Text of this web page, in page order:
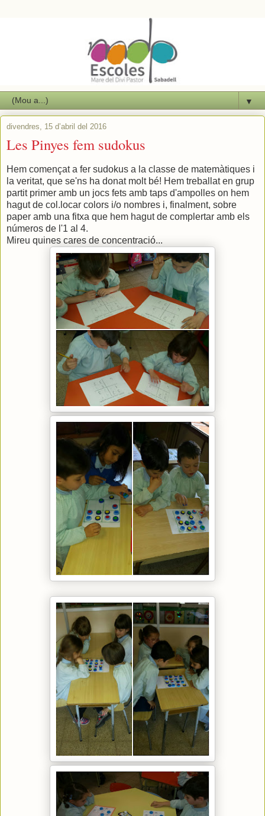
▼
divendres, 15 d’abril del 2016
Les Pinyes fem sudokus
Hem començat a fer sudokus a la classe de matemàtiques i
la veritat, que se'ns ha donat molt bé! Hem treballat en grup
partit primer amb un jocs fets amb taps d'ampolles on hem
hagut de col.locar colors i/o nombres i, finalment, sobre
paper amb una fitxa que hem hagut de complertar amb els
números de l'1 al 4.
Mireu quines cares de concentració...